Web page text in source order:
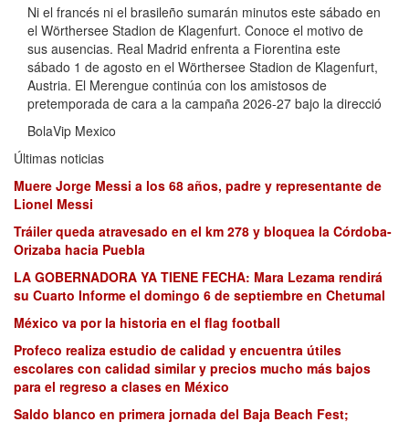
Ni el francés ni el brasileño sumarán minutos este sábado en
el Wörthersee Stadion de Klagenfurt. Conoce el motivo de
sus ausencias. Real Madrid enfrenta a Fiorentina este
sábado 1 de agosto en el Wörthersee Stadion de Klagenfurt,
Austria. El Merengue continúa con los amistosos de
pretemporada de cara a la campaña 2026-27 bajo la direcció
BolaVip Mexico
Últimas noticias
Muere Jorge Messi a los 68 años, padre y representante de
Lionel Messi
Tráiler queda atravesado en el km 278 y bloquea la Córdoba-
Orizaba hacia Puebla
LA GOBERNADORA YA TIENE FECHA: Mara Lezama rendirá
su Cuarto Informe el domingo 6 de septiembre en Chetumal
México va por la historia en el flag football
Profeco realiza estudio de calidad y encuentra útiles
escolares con calidad similar y precios mucho más bajos
para el regreso a clases en México
Saldo blanco en primera jornada del Baja Beach Fest;